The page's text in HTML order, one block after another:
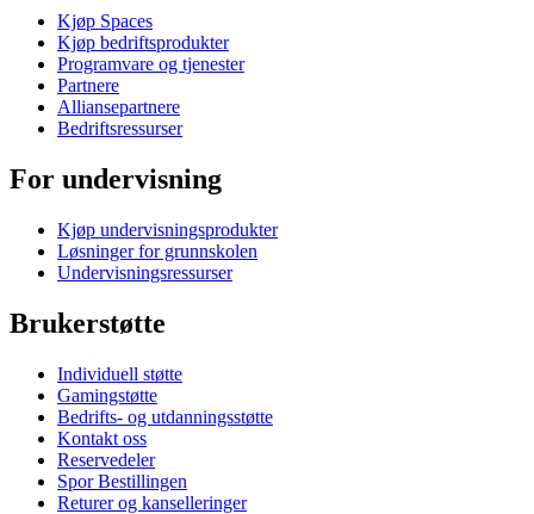
Kjøp Spaces
Kjøp bedriftsprodukter
Programvare og tjenester
Partnere
Alliansepartnere
Bedriftsressurser
For undervisning
Kjøp undervisningsprodukter
Løsninger for grunnskolen
Undervisningsressurser
Brukerstøtte
Individuell støtte
Gamingstøtte
Bedrifts- og utdanningsstøtte
Kontakt oss
Reservedeler
Spor Bestillingen
Returer og kanselleringer